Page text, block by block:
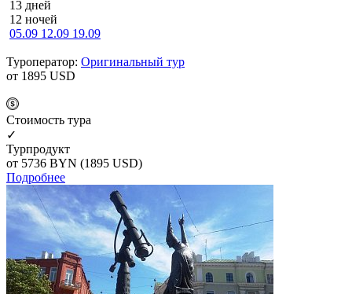
13 дней
12 ночей
05.09 12.09 19.09
Туроператор: Оригинальный тур
от 1895 USD
Cтоимость тура
✓
Турпродукт
от 5736 BYN (1895 USD)
Подробнее